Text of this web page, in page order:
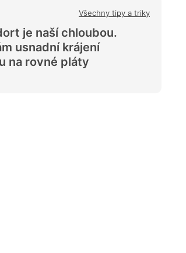
Všechny tipy a triky
je naší chloubou.
usnadní krájení
na rovné pláty